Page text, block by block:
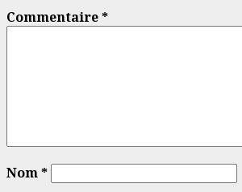
Commentaire*
Nom*